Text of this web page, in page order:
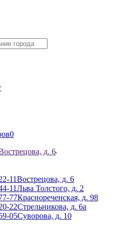
0
д. 6
11Вострецова, д. 6
11Льва Толстого, д. 2
77Краснореченская, д. 98
22Стрельникова, д. 6а
05Суворова, д. 10